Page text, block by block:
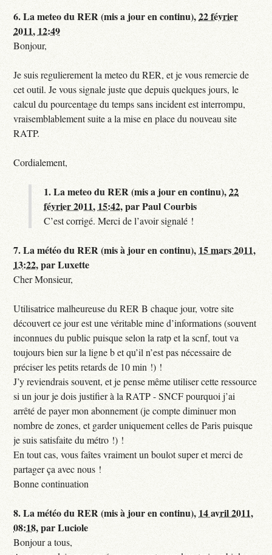
6.La meteo du RER (mis a jour en continu),22 février
2011, 12:49
Bonjour,
Je suis regulierement la meteo du RER, et je vous remercie de
cet outil. Je vous signale juste que depuis quelques jours, le
calcul du pourcentage du temps sans incident est interrompu,
vraisemblablement suite a la mise en place du nouveau site
RATP.
Cordialement,
1.La meteo du RER (mis a jour en continu),22
février 2011, 15:42,parPaul Courbis
C’est corrigé. Merci de l’avoir signalé !
7.La météo du RER (mis à jour en continu), 15 mars 2011,
13:22,parLuxette
Cher Monsieur,
Utilisatrice malheureuse du RER B chaque jour, votre site
découvert ce jour est une véritable mine d’informations (souvent
inconnues du public puisque selon la ratp et la scnf, tout va
toujours bien sur la ligne b et qu’il n’est pas nécessaire de
préciser les petits retards de 10 min !) !
J’y reviendrais souvent, et je pense même utiliser cette ressource
si un jour je dois justifier à la RATP - SNCF pourquoi j’ai
arrêté de payer mon abonnement (je compte diminuer mon
nombre de zones, et garder uniquement celles de Paris puisque
je suis satisfaite du métro !) !
En tout cas, vous faîtes vraiment un boulot super et merci de
partager ça avec nous !
Bonne continuation
8.La météo du RER (mis à jour en continu), 14 avril 2011,
08:18,parLuciole
Bonjour a tous,